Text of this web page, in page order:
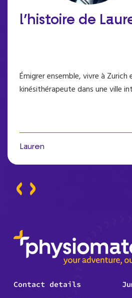
l’histoire de
Émigrer ensemble, vivre à
kinésithérapeute dans une ville
Lauren
Contact details